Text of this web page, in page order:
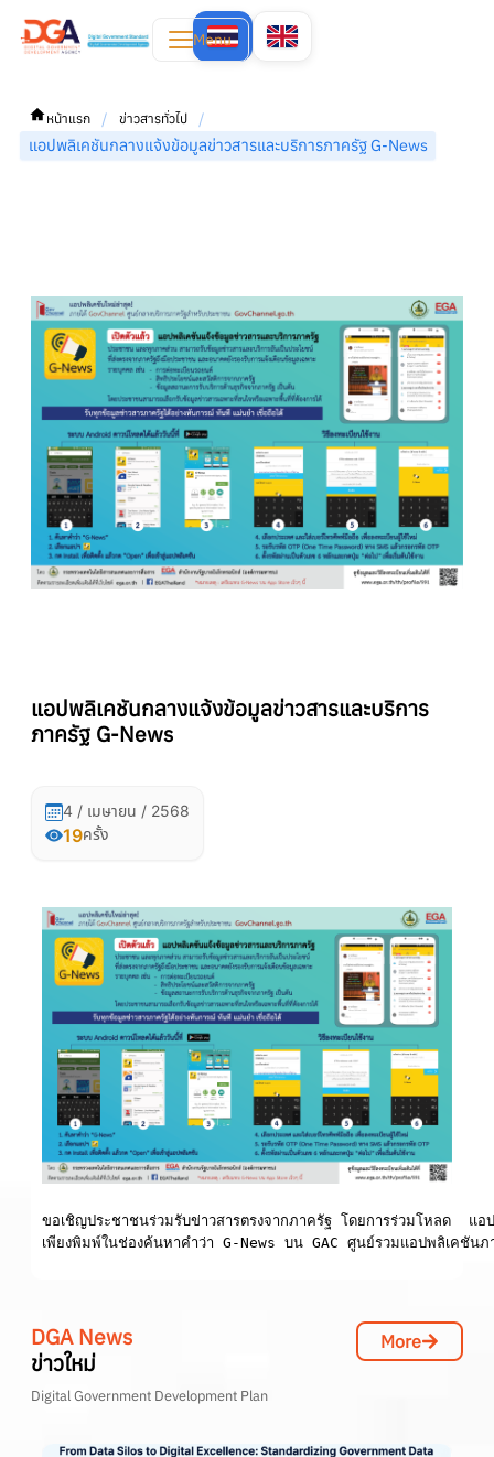
Menu
หน้าแรก / ข่าวสารทั่วไป
/
แอปพลิเคชันกลางแจ้งข้อมูลข่าวสารและบริการภาครัฐ G-News
แอปพลิเคชันกลางแจ้งข้อมูลข่าวสารและบริการ
ภาครัฐ G-News
4 / เมษายน / 2568
19ครั้ง
ขอเชิญประชาชนร่วมรับข่าวสารตรงจากภาครัฐ โดยการร่วมโหลด  แ
เพียงพิมพ์ในช่องค้นหาคำว่า G-News บน GAC ศูนย์รวมแอปพลิเคชัน
DGA News
ข่าวใหม่
More
Digital Government Development Plan